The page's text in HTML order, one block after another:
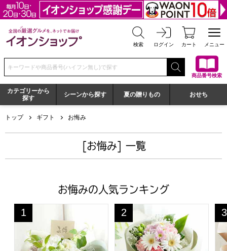
全国の厳選グルメを、ネットでお届け イオンショップ
検索 ログイン カート メニュー
検索キーワードまたは商品番号を入力してください
商品番号検索
カテゴリーから
探す
シーンから探す 夏の贈りもの おせち
トップ ギフト お悔み
[お悔み] 一覧
お悔みの人気ランキング
お供えアレンジ「祈りのしらべ」(ホワイト)【花】【年間
1
位
お供えスタンディングブーケ
2
位 3
位